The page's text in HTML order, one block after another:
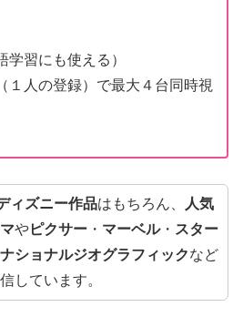
習にも使える）
１人の登録）で最大４台同時視
ィズニー作品はもちろん、
人気
やピクサー・ マーベル・ スター
ナショナルジオグラフィックなど
しています。